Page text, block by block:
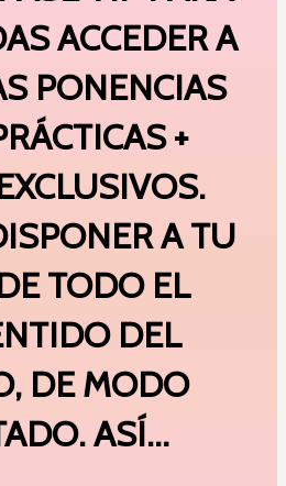
ACCEDER A
PONENCIAS
+
A TU
TODO EL
DEL
DE MODO
ASÍ…